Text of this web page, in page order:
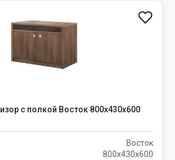
с полкой Восток 800х430х600
Восток
800х430х600